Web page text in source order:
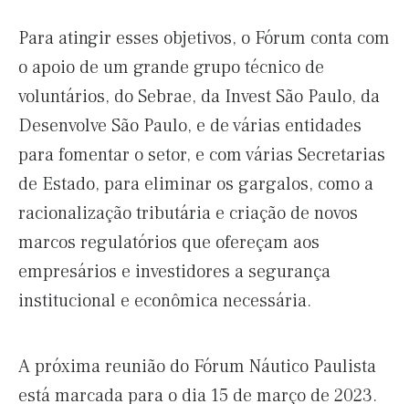
Para atingir esses objetivos, o Fórum conta com
o apoio de um grande grupo técnico de
voluntários, do Sebrae, da Invest São Paulo, da
Desenvolve São Paulo, e de várias entidades
para fomentar o setor, e com várias Secretarias
de Estado, para eliminar os gargalos, como a
racionalização tributária e criação de novos
marcos regulatórios que ofereçam aos
empresários e investidores a segurança
institucional e econômica necessária.
A próxima reunião do Fórum Náutico Paulista
está marcada para o dia 15 de março de 2023.